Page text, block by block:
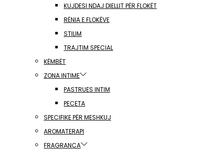
KUJDESI NDAJ DIELLIT PËR FLOKËT
RËNIA E FLOKËVE
STILIM
TRAJTIM SPECIAL
KËMBËT
ZONA INTIME
PASTRUES INTIM
PECETA
SPECIFIKE PËR MESHKUJ
AROMATERAPI
FRAGRANCA